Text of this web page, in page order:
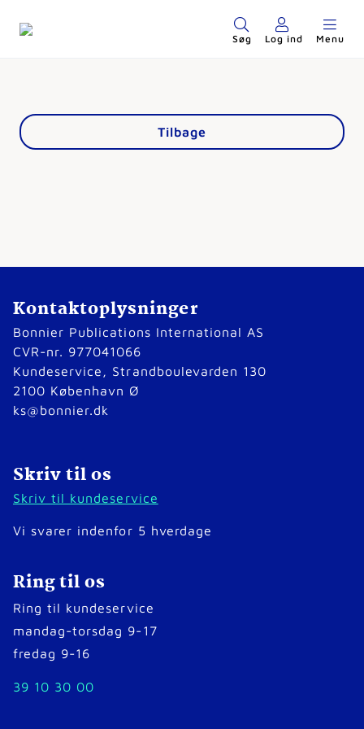
Søg Log ind Menu
Tilbage
Kontaktoplysninger
Bonnier Publications International AS
CVR-nr. 977041066
Kundeservice, Strandboulevarden 130
2100 København Ø
ks@bonnier.dk
Skriv til os
Skriv til kundeservice
Vi svarer indenfor 5 hverdage
Ring til os
Ring til kundeservice
mandag-torsdag 9-17
fredag 9-16
39 10 30 00